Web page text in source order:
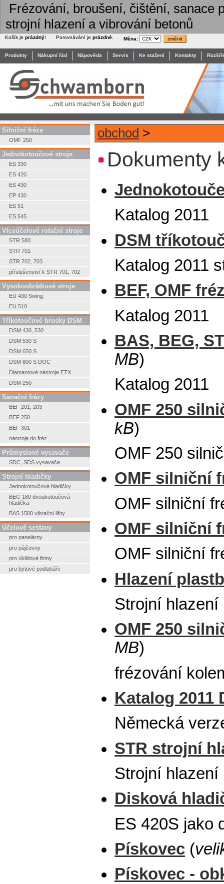
Frézování, broušení, čištění, sanace
strojní hlazení a vibrování betonů
Košík je prázdný! Porovnávání je prázdné Měna:
Produkty Nákupní řád Nápověda Servis Ke stažení Kontakty
Silniční fréza
OMF 250
Jednokotoučové stroje
ES 330
ES 420
ES 430
EP 430
ES 51
ES 545
Víceúčelové rotační stroje
STR 580
STR 701
STR 702, 703
příslušenství k STR 701, 702
Vysokoobrátkové stroje
EU 430 Swing
EU 510
Tříkotoučové brusky DSM
DSM 430, 530
DSM 530 S
DSM 650 S
DSM 800 S DOC
Diamantové nástroje ETX
DSM 250
Sanační frézy
BEF 201, 203
BEF 250
BEF 301
nástroje do fréz
Průmyslové vysavače
SDC, SDS vysavače
Strojní hladičky
Jednokotoučové hladičky
BEG 180 dvoukotoučová
hladička
BAS 1500 vibrační lišty
Účelové sestavy
pro panelárny
pro půjčovny
pro úklidové firmy
pro bytové podlaháře
obchod >
Dokumenty
Katalog 2011
DSM
Katalog 2011
BEF, OMF
Katalog 2011
BAS, BEG,
MB)
Katalog 2011
OMF 250
kB)
OMF 250
OMF silniční
OMF silniční
OMF silniční
OMF silniční
Hlazení
Strojní hlazení
OMF 250
MB)
frézování
Katalog 2011
Německá
STR strojní
Strojní hlazení
Disková
ES 420S jako
Pískovec (
Pískovec -